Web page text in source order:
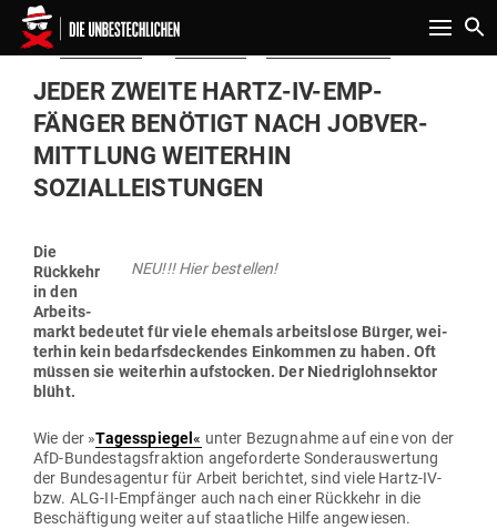
Toggle
Am
JEDER ZWEITE HARTZ-IV-EMP­
FÄNGER BENÖTIGT NACH JOB­VER­
MITTLUNG WEI­TERHIN
SOZIALLEISTUNGEN
NEU!!! Hier bestellen!
Die
Rückkehr
in den
Arbeits­
markt bedeutet für viele ehemals arbeitslose Bürger, wei­
terhin kein bedarfs­de­ckendes Ein­kommen zu haben. Oft
müssen sie wei­terhin auf­stocken. Der Nied­rig­lohn­sektor
blüht.
Wie der »Tages­spiegel« unter Bezug­nahme auf eine von der
AfD-Bun­des­tags­fraktion ange­for­derte Son­der­aus­wertung
der Bun­des­agentur für Arbeit berichtet, sind viele Hartz-IV-
bzw. ALG-II-Emp­fänger auch nach einer Rückkehr in die
Beschäf­tigung weiter auf staat­liche Hilfe angewiesen.